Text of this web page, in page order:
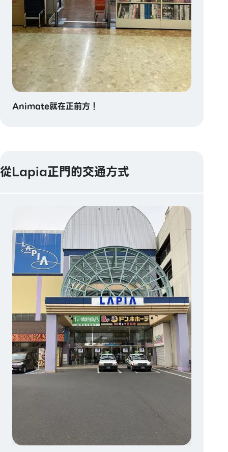
Animate就在正前方！
從Lapia正門的交通方式